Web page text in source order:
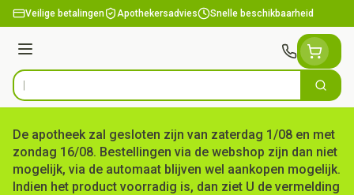
Ga naar de inhoud
Veilige betalingen Apothekersadvies Snelle beschikbaarheid
Menu
Product, merk, categorie... Zoek
De apotheek zal gesloten zijn van zaterdag 1/08 en met
zondag 16/08. Bestellingen via de webshop zijn dan niet
mogelijk, via de automaat blijven wel aankopen mogelijk.
Indien het product voorradig is, dan ziet U de vermelding